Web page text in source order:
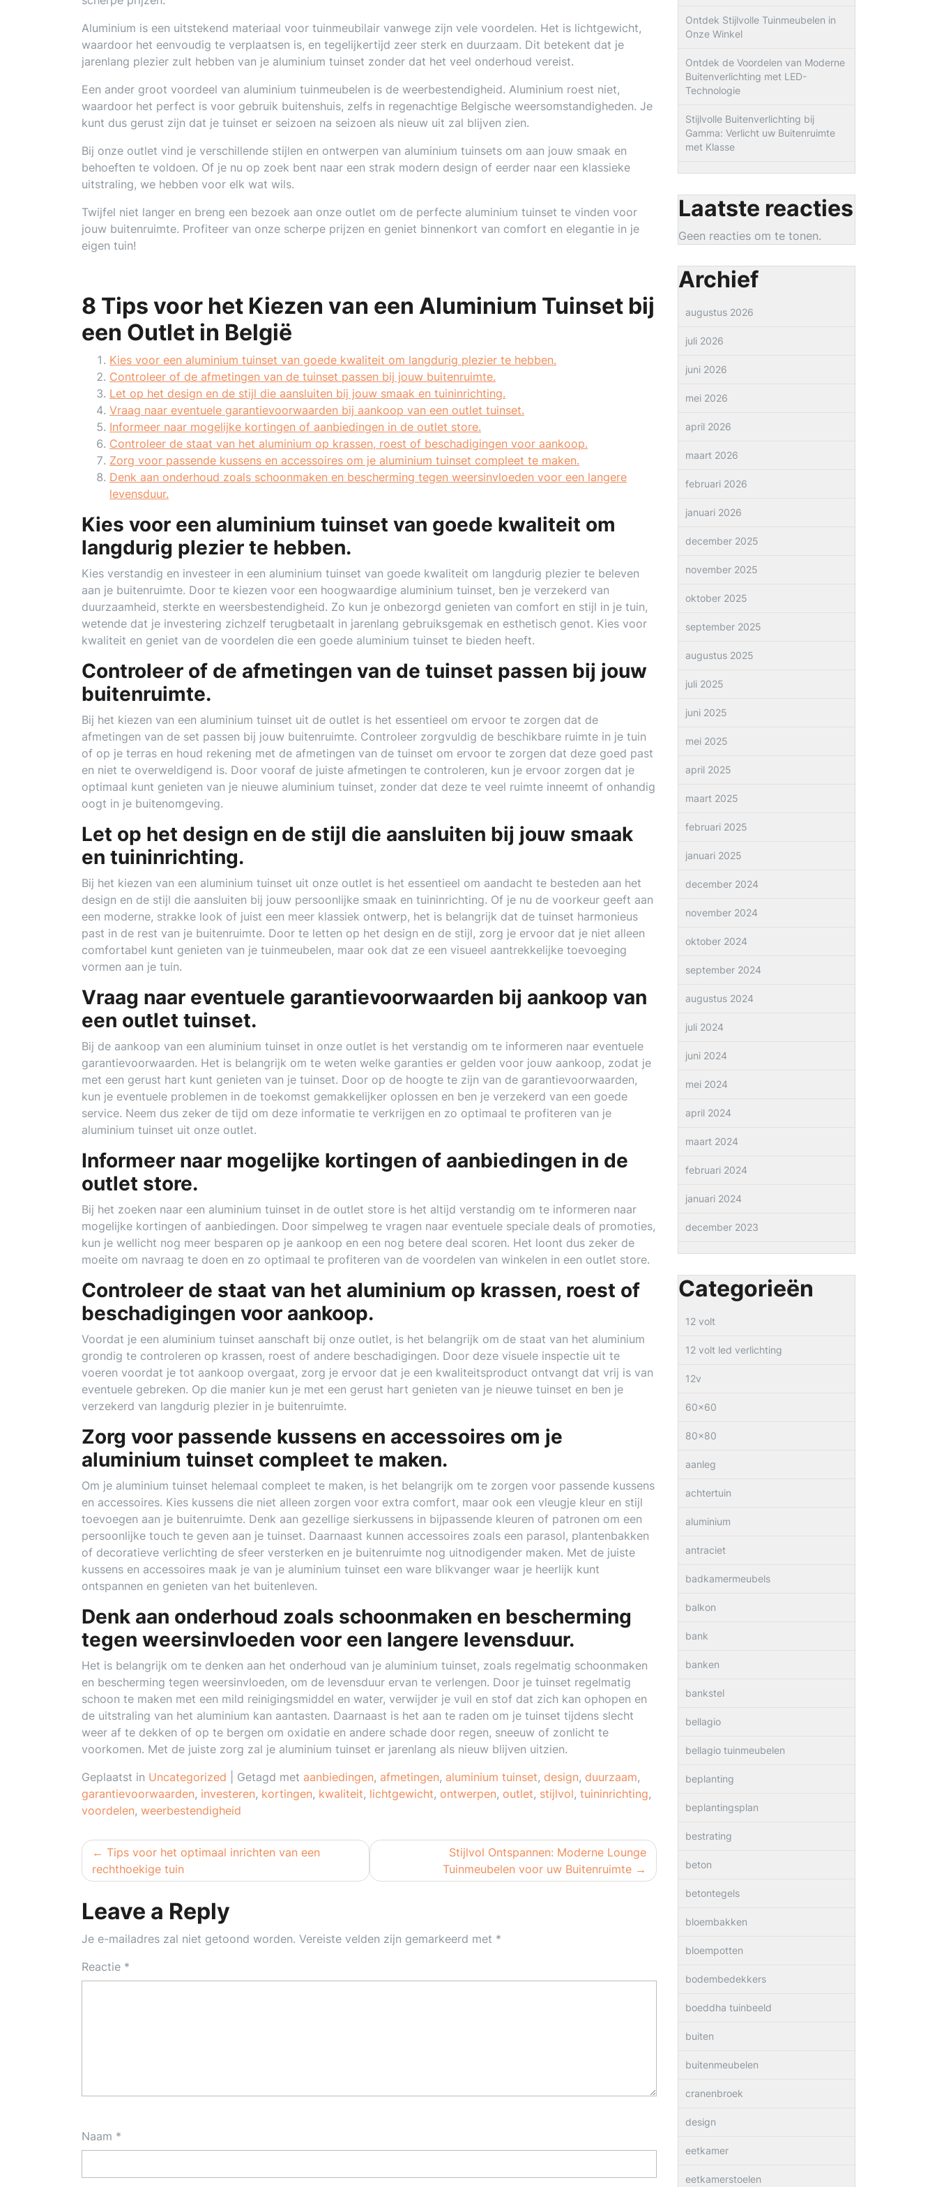
Aluminium is een uitstekend materiaal voor tuinmeubilair vanwege zijn vele voordelen. Het is lichtgewicht,
waardoor het eenvoudig te verplaatsen is, en tegelijkertijd zeer sterk en duurzaam. Dit betekent dat je
jarenlang plezier zult hebben van je aluminium tuinset zonder dat het veel onderhoud vereist.
Een ander groot voordeel van aluminium tuinmeubelen is de weerbestendigheid. Aluminium roest niet,
waardoor het perfect is voor gebruik buitenshuis, zelfs in regenachtige Belgische weersomstandigheden. Je
kunt dus gerust zijn dat je tuinset er seizoen na seizoen als nieuw uit zal blijven zien.
Bij onze outlet vind je verschillende stijlen en ontwerpen van aluminium tuinsets om aan jouw smaak en
behoeften te voldoen. Of je nu op zoek bent naar een strak modern design of eerder naar een klassieke
uitstraling, we hebben voor elk wat wils.
Twijfel niet langer en breng een bezoek aan onze outlet om de perfecte aluminium tuinset te vinden voor
jouw buitenruimte. Profiteer van onze scherpe prijzen en geniet binnenkort van comfort en elegantie in je
eigen tuin!
8 Tips voor het Kiezen van een Aluminium Tuinset bij
een Outlet in België
Kies voor een aluminium tuinset van goede kwaliteit om langdurig plezier te hebben.
Controleer of de afmetingen van de tuinset passen bij jouw buitenruimte.
Let op het design en de stijl die aansluiten bij jouw smaak en tuininrichting.
Vraag naar eventuele garantievoorwaarden bij aankoop van een outlet tuinset.
Informeer naar mogelijke kortingen of aanbiedingen in de outlet store.
Controleer de staat van het aluminium op krassen, roest of beschadigingen voor aankoop.
Zorg voor passende kussens en accessoires om je aluminium tuinset compleet te maken.
Denk aan onderhoud zoals schoonmaken en bescherming tegen weersinvloeden voor een langere
levensduur.
Kies voor een aluminium tuinset van goede kwaliteit om
langdurig plezier te hebben.
Kies verstandig en investeer in een aluminium tuinset van goede kwaliteit om langdurig plezier te beleven
aan je buitenruimte. Door te kiezen voor een hoogwaardige aluminium tuinset, ben je verzekerd van
duurzaamheid, sterkte en weersbestendigheid. Zo kun je onbezorgd genieten van comfort en stijl in je tuin,
wetende dat je investering zichzelf terugbetaalt in jarenlang gebruiksgemak en esthetisch genot. Kies voor
kwaliteit en geniet van de voordelen die een goede aluminium tuinset te bieden heeft.
Controleer of de afmetingen van de tuinset passen bij jouw
buitenruimte.
Bij het kiezen van een aluminium tuinset uit de outlet is het essentieel om ervoor te zorgen dat de
afmetingen van de set passen bij jouw buitenruimte. Controleer zorgvuldig de beschikbare ruimte in je tuin
of op je terras en houd rekening met de afmetingen van de tuinset om ervoor te zorgen dat deze goed past
en niet te overweldigend is. Door vooraf de juiste afmetingen te controleren, kun je ervoor zorgen dat je
optimaal kunt genieten van je nieuwe aluminium tuinset, zonder dat deze te veel ruimte inneemt of onhandig
oogt in je buitenomgeving.
Let op het design en de stijl die aansluiten bij jouw smaak
en tuininrichting.
Bij het kiezen van een aluminium tuinset uit onze outlet is het essentieel om aandacht te besteden aan het
design en de stijl die aansluiten bij jouw persoonlijke smaak en tuininrichting. Of je nu de voorkeur geeft aan
een moderne, strakke look of juist een meer klassiek ontwerp, het is belangrijk dat de tuinset harmonieus
past in de rest van je buitenruimte. Door te letten op het design en de stijl, zorg je ervoor dat je niet alleen
comfortabel kunt genieten van je tuinmeubelen, maar ook dat ze een visueel aantrekkelijke toevoeging
vormen aan je tuin.
Vraag naar eventuele garantievoorwaarden bij aankoop van
een outlet tuinset.
Bij de aankoop van een aluminium tuinset in onze outlet is het verstandig om te informeren naar eventuele
garantievoorwaarden. Het is belangrijk om te weten welke garanties er gelden voor jouw aankoop, zodat je
met een gerust hart kunt genieten van je tuinset. Door op de hoogte te zijn van de garantievoorwaarden,
kun je eventuele problemen in de toekomst gemakkelijker oplossen en ben je verzekerd van een goede
service. Neem dus zeker de tijd om deze informatie te verkrijgen en zo optimaal te profiteren van je
aluminium tuinset uit onze outlet.
Informeer naar mogelijke kortingen of aanbiedingen in de
outlet store.
Bij het zoeken naar een aluminium tuinset in de outlet store is het altijd verstandig om te informeren naar
mogelijke kortingen of aanbiedingen. Door simpelweg te vragen naar eventuele speciale deals of promoties,
kun je wellicht nog meer besparen op je aankoop en een nog betere deal scoren. Het loont dus zeker de
moeite om navraag te doen en zo optimaal te profiteren van de voordelen van winkelen in een outlet store.
Controleer de staat van het aluminium op krassen, roest of
beschadigingen voor aankoop.
Voordat je een aluminium tuinset aanschaft bij onze outlet, is het belangrijk om de staat van het aluminium
grondig te controleren op krassen, roest of andere beschadigingen. Door deze visuele inspectie uit te
voeren voordat je tot aankoop overgaat, zorg je ervoor dat je een kwaliteitsproduct ontvangt dat vrij is van
eventuele gebreken. Op die manier kun je met een gerust hart genieten van je nieuwe tuinset en ben je
verzekerd van langdurig plezier in je buitenruimte.
Zorg voor passende kussens en accessoires om je
aluminium tuinset compleet te maken.
Om je aluminium tuinset helemaal compleet te maken, is het belangrijk om te zorgen voor passende kussens
en accessoires. Kies kussens die niet alleen zorgen voor extra comfort, maar ook een vleugje kleur en stijl
toevoegen aan je buitenruimte. Denk aan gezellige sierkussens in bijpassende kleuren of patronen om een
persoonlijke touch te geven aan je tuinset. Daarnaast kunnen accessoires zoals een parasol, plantenbakken
of decoratieve verlichting de sfeer versterken en je buitenruimte nog uitnodigender maken. Met de juiste
kussens en accessoires maak je van je aluminium tuinset een ware blikvanger waar je heerlijk kunt
ontspannen en genieten van het buitenleven.
Denk aan onderhoud zoals schoonmaken en bescherming
tegen weersinvloeden voor een langere levensduur.
Het is belangrijk om te denken aan het onderhoud van je aluminium tuinset, zoals regelmatig schoonmaken
en bescherming tegen weersinvloeden, om de levensduur ervan te verlengen. Door je tuinset regelmatig
schoon te maken met een mild reinigingsmiddel en water, verwijder je vuil en stof dat zich kan ophopen en
de uitstraling van het aluminium kan aantasten. Daarnaast is het aan te raden om je tuinset tijdens slecht
weer af te dekken of op te bergen om oxidatie en andere schade door regen, sneeuw of zonlicht te
voorkomen. Met de juiste zorg zal je aluminium tuinset er jarenlang als nieuw blijven uitzien.
Geplaatst in Uncategorized Getagd met aanbiedingen, afmetingen, aluminium tuinset, design, duurzaam,
garantievoorwaarden, investeren, kortingen, kwaliteit, lichtgewicht, ontwerpen, outlet, stijlvol, tuininrichting,
voordelen, weerbestendigheid
Berichtnavigatie
Tips voor het optimaal inrichten van een
rechthoekige tuin
Stijlvol Ontspannen: Moderne Lounge
Tuinmeubelen voor uw Buitenruimte
Leave a Reply
Je e-mailadres zal niet getoond worden. Vereiste velden zijn gemarkeerd met *
Reactie *
Naam *
Ontdek Stijlvolle Tuinmeubelen in
Onze Winkel
Ontdek de Voordelen van Moderne
Buitenverlichting met LED-
Technologie
Stijlvolle Buitenverlichting bij
Gamma: Verlicht uw Buitenruimte
met Klasse
Laatste reacties
Geen reacties om te tonen.
Archief
augustus 2026
juli 2026
juni 2026
mei 2026
april 2026
maart 2026
februari 2026
januari 2026
december 2025
november 2025
oktober 2025
september 2025
augustus 2025
juli 2025
juni 2025
mei 2025
april 2025
maart 2025
februari 2025
januari 2025
december 2024
november 2024
oktober 2024
september 2024
augustus 2024
juli 2024
juni 2024
mei 2024
april 2024
maart 2024
februari 2024
januari 2024
december 2023
Categorieën
12 volt
12 volt led verlichting
12v
60×60
80×80
aanleg
achtertuin
aluminium
antraciet
badkamermeubels
balkon
bank
banken
bankstel
bellagio
bellagio tuinmeubelen
beplanting
beplantingsplan
bestrating
beton
betontegels
bloembakken
bloempotten
bodembedekkers
boeddha tuinbeeld
buiten
buitenmeubelen
cranenbroek
design
eetkamer
eetkamerstoelen